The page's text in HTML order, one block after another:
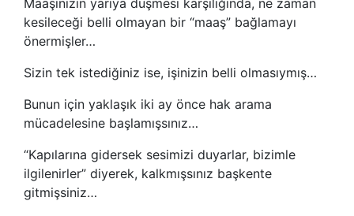
kesileceği belli olmayan bir “maaş” bağlamayı
önermişler…
Sizin tek istediğiniz ise, işinizin belli olmasıymış…
Bunun için yaklaşık iki ay önce hak arama
mücadelesine başlamışsınız…
“Kapılarına gidersek sesimizi duyarlar, bizimle
ilgilenirler” diyerek, kalkmışsınız başkente
gitmişsiniz…